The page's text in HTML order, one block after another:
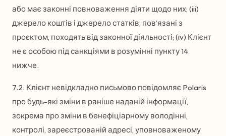
або має законні повноваження діяти щодо них; (iii)
джерело коштів і джерело статків, пов’язані з
проєктом, походять від законної діяльності; (iv) Клієнт
не є особою під санкціями в розумінні пункту 14
нижче.
7.2. Клієнт невідкладно письмово повідомляє Polaris
про будь-які зміни в раніше наданій інформації,
зокрема про зміни в бенефіціарному володінні,
контролі, зареєстрованій адресі, уповноваженому